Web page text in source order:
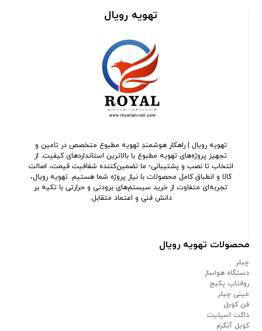
تهویه رویال
تهویه رویال | راهکار هوشمندِ تهویه مطبوع متخصص در تامین و
تجهیز پروژه‌های تهویه مطبوع با بالاترین استانداردهای کیفیت. از
انتخاب تا نصب و پشتیبانی؛ ما تضمین‌کننده شفافیت قیمت، اصالت
کالا و انطباق کامل محصولات با نیاز پروژه شما هستیم. تهویه رویال،
تجربه‌ای متفاوت از خرید سیستم‌های برودتی و حرارتی با تکیه بر
دانش فنی و اعتماد متقابل.
محصولات تهویه رویال
چیلر
دستگاه هواساز
روفتاپ پکیج
مینی چیلر
فن کویل
داکت اسپلیت
کویل آبگرم